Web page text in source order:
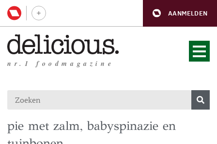
AANMELDEN
nr.1 foodmagazine
pie met zalm, babyspinazie en